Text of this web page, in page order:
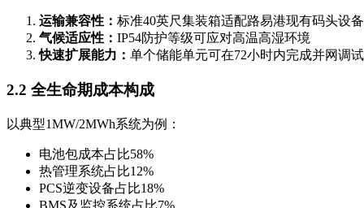
运输兼容性： 标准40英尺集装箱适配路易港现有码头设备
气候适应性： IP54防护等级可应对高温高湿环境
快速扩展能力： 单个储能单元可在72小时内完成并网调试
2.2 全生命期成本构成
以典型1MW/2MWh系统为例：
电池包成本占比58%
热管理系统占比12%
PCS逆变设备占比18%
BMS及监控系统占比7%